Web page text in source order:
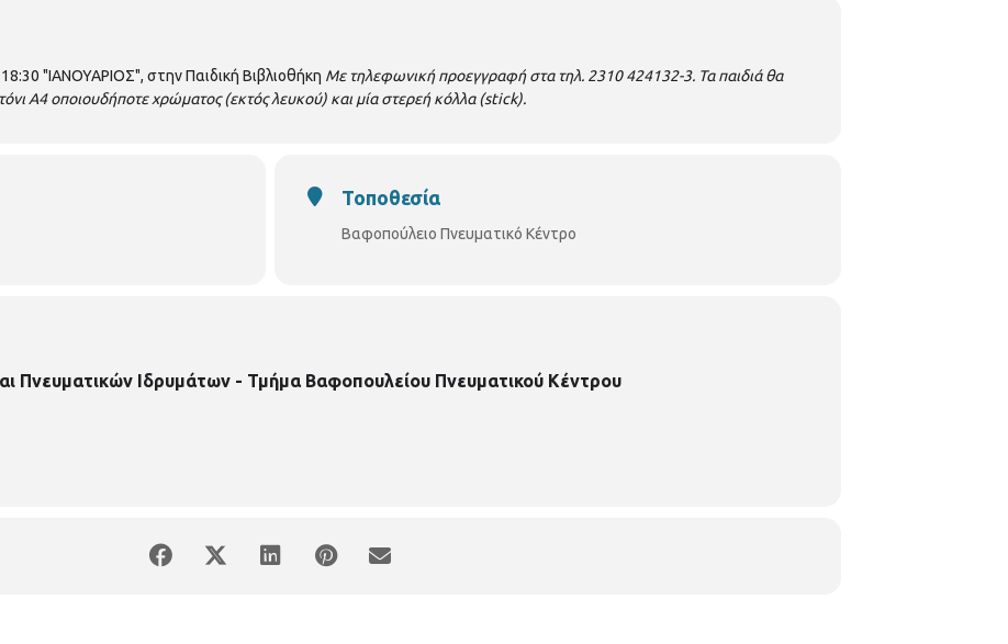
"ΙΑΝΟΥΑΡΙΟΣ", στην Παιδική Βιβλιοθήκη Με τηλεφωνική προεγγραφή στα τηλ. 2310 424132-3. Τα παιδιά θα
Α4 οποιουδήποτε χρώματος (εκτός λευκού) και μία στερεή κόλλα (stick).
Τοποθεσία
Βαφοπούλειο Πνευματικό Κέντρο
Πνευματικών Ιδρυμάτων - Τμήμα Βαφοπουλείου Πνευματικού Κέντρου